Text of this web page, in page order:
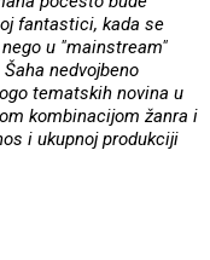
fantastici, kada se
u "mainstream"
nedvojbeno
tematskih novina u
kombinacijom žanra i
i ukupnoj produkciji